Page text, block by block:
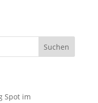
Suchen
Spot im